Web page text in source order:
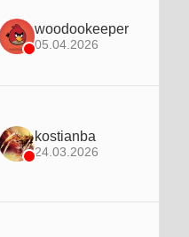
woodookeeper
05.04.2026
kostianba
24.03.2026